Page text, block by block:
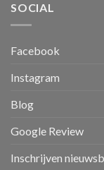
SOCIAL
Facebook
Instagram
Blog
Google Review
Inschrijven